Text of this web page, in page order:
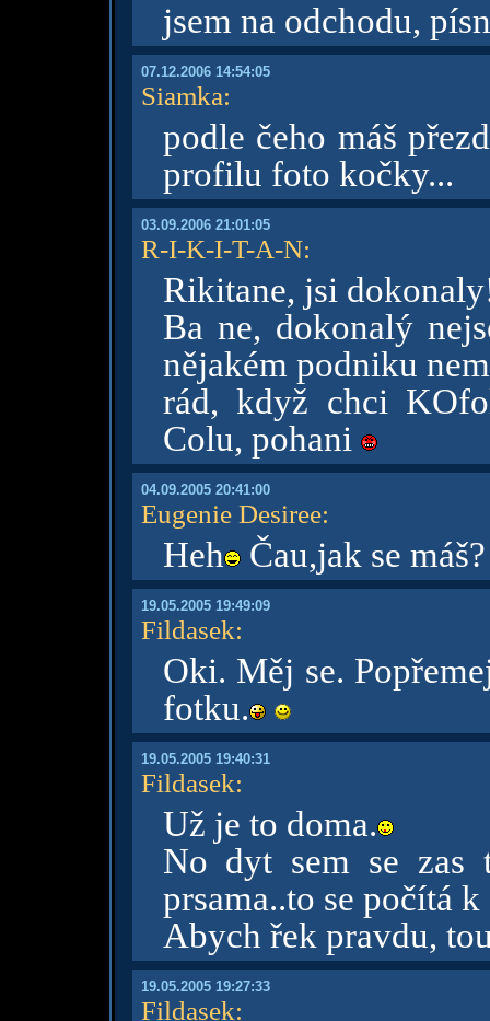
jsem na odchodu,
07.12.2006 14:54:05
Siamka:
podle čeho máš
profilu foto kočky...
03.09.2006 21:01:05
R-I-K-I-T-A-N:
Rikitane, jsi
Ba ne, dokonalý
nějakém podniku
rád, když chci
Colu, pohani
04.09.2005 20:41:00
Eugenie Desiree:
Heh Čau,jak se máš?
19.05.2005 19:49:09
Fildasek:
Oki. Měj se.
fotku.
19.05.2005 19:40:31
Fildasek:
Už je to doma.
No dyt sem se zas
prsama..to se počítá
Abych řek pravdu,
19.05.2005 19:27:33
Fildasek: